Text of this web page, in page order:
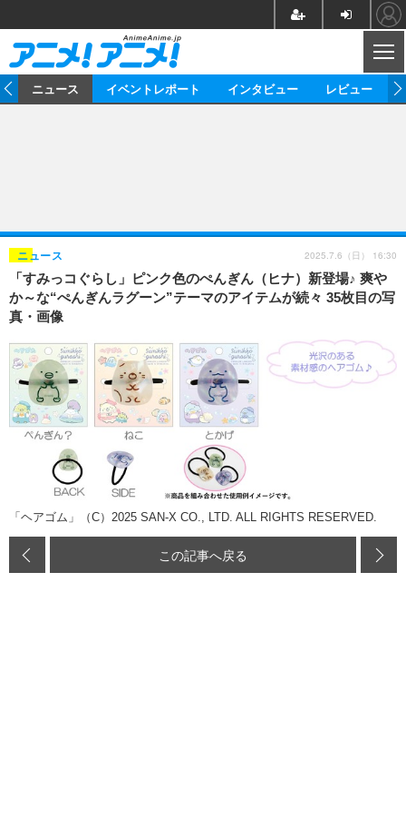
ゲーム グッズ
海外イベント ビジネス
俳優・タレント アーティスト
アニメ 実写
ゲーム 座談会
動画
アニメ！アニメ！TV ABEMA Cafe
連載・コラム
ニュース イベントレポート インタビュー レビュー
「すみっコぐらし」ピンク色のぺんぎん（ヒナ）新登場♪ 爽や
か～な“ぺんぎんラグーン”テーマのアイテムが続々 35枚目の写
真・画像
ニュース 2025.7.6（日） 16:30
「ヘアゴム」（C）2025 SAN-X CO., LTD. ALL RIGHTS RESERVED.
この記事へ戻る